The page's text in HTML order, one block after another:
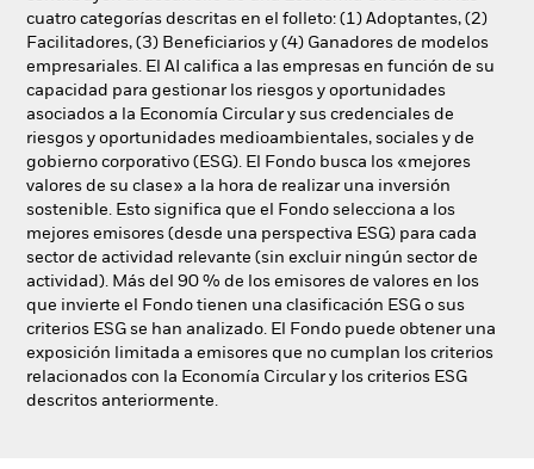
cuatro categorías descritas en el folleto: (1) Adoptantes, (2)
Facilitadores, (3) Beneficiarios y (4) Ganadores de modelos
empresariales. El AI califica a las empresas en función de su
capacidad para gestionar los riesgos y oportunidades
asociados a la Economía Circular y sus credenciales de
riesgos y oportunidades medioambientales, sociales y de
gobierno corporativo (ESG). El Fondo busca los «mejores
valores de su clase» a la hora de realizar una inversión
sostenible. Esto significa que el Fondo selecciona a los
mejores emisores (desde una perspectiva ESG) para cada
sector de actividad relevante (sin excluir ningún sector de
actividad). Más del 90 % de los emisores de valores en los
que invierte el Fondo tienen una clasificación ESG o sus
criterios ESG se han analizado. El Fondo puede obtener una
exposición limitada a emisores que no cumplan los criterios
relacionados con la Economía Circular y los criterios ESG
descritos anteriormente.